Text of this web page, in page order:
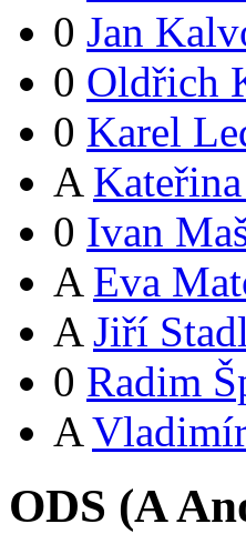
0 Jan
0 Oldřich
0 Karel
A
0 Ivan
A Eva
A Jiří
0 Radim
A
ODS (A